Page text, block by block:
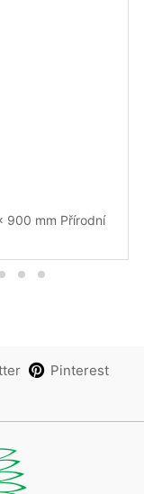
900 mm Přírodní
Pinterest